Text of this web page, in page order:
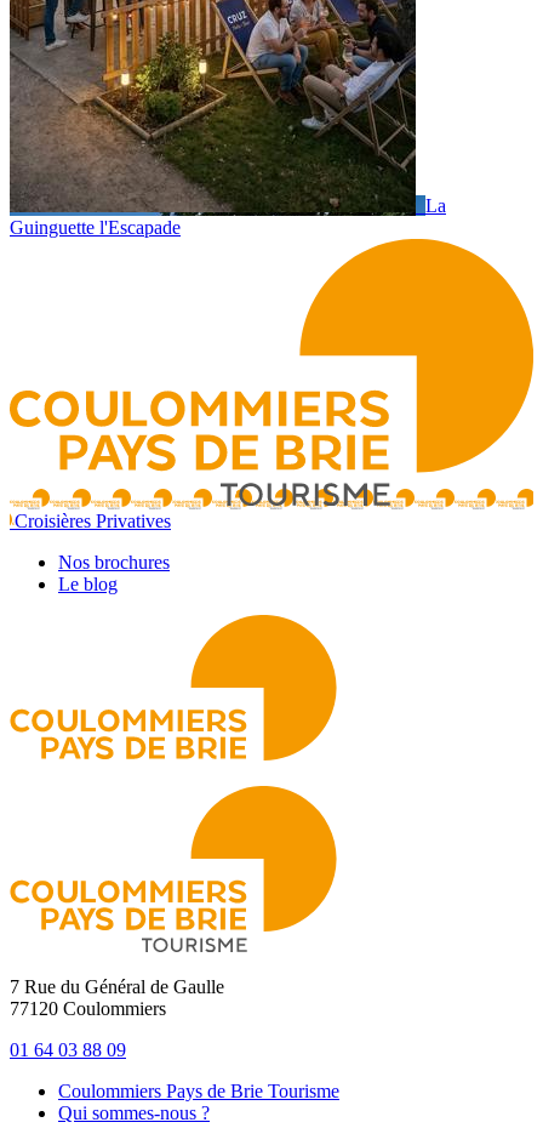
La
Guinguette l'Escapade
Croisières Privatives
Nos brochures
Le blog
7 Rue du Général de Gaulle
77120 Coulommiers
01 64 03 88 09
Coulommiers Pays de Brie Tourisme
Qui sommes-nous ?